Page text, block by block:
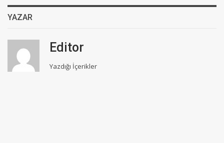
YAZAR
Editor
Yazdığı İçerikler